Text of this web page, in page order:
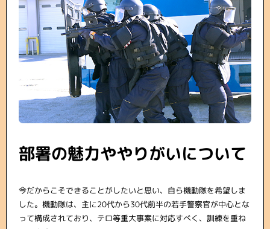
部署の魅力ややりがいについて
今だからこそできることがしたいと思い、自ら機動隊を希望しま
した。機動隊は、主に20代から30代前半の若手警察官が中心とな
って構成されており、テロ等重大事案に対応すべく、訓練を重ね